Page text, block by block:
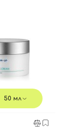
50 мл